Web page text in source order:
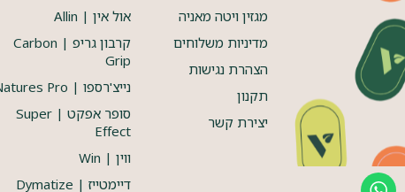
מגזין ויטה מאניה
מדיניות משלוחים
הצהרת נגישות
תקנון
יצירת קשר
אול אין | Allin
קרבון גריפ | Carbon
Grip
נייצ'רספו | Natures Pro
סופר אפקט | Super
Effect
ווין | Win
דיימטייז | Dymatize